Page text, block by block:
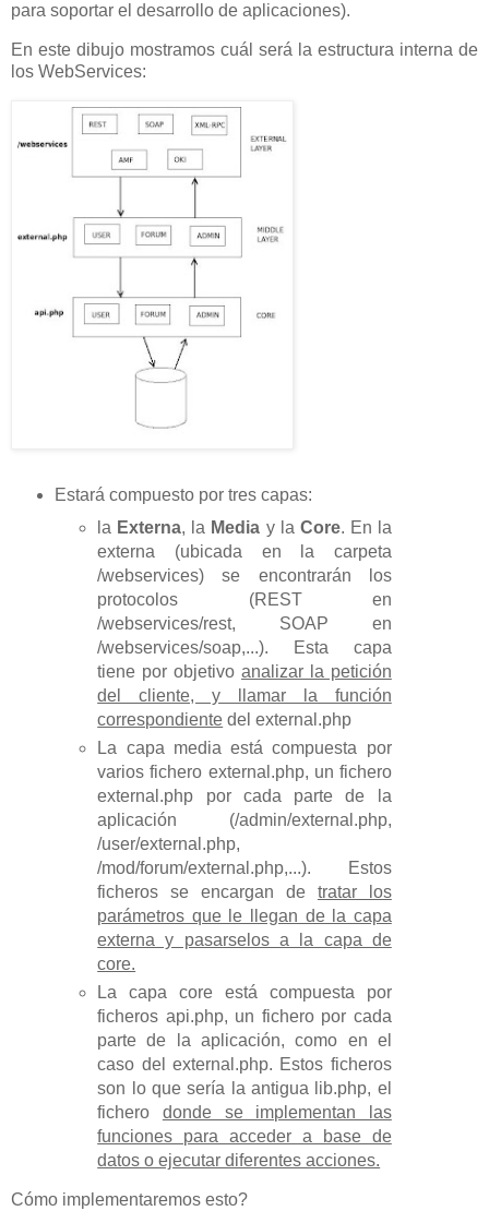
para soportar el desarrollo de aplicaciones).
En este dibujo mostramos cuál será la estructura interna de
los WebServices:
Estará compuesto por tres capas:
la Externa, la Media y la Core. En la
externa (ubicada en la carpeta
/webservices) se encontrarán los
protocolos (REST en
/webservices/rest, SOAP en
/webservices/soap,...). Esta capa
tiene por objetivo analizar la petición
del cliente, y llamar la función
correspondiente del external.php
La capa media está compuesta por
varios fichero external.php, un fichero
external.php por cada parte de la
aplicación (/admin/external.php,
/user/external.php,
/mod/forum/external.php,...). Estos
ficheros se encargan de tratar los
parámetros que le llegan de la capa
externa y pasarselos a la capa de
core.
La capa core está compuesta por
ficheros api.php, un fichero por cada
parte de la aplicación, como en el
caso del external.php. Estos ficheros
son lo que sería la antigua lib.php, el
fichero donde se implementan las
funciones para acceder a base de
datos o ejecutar diferentes acciones.
Cómo implementaremos esto?